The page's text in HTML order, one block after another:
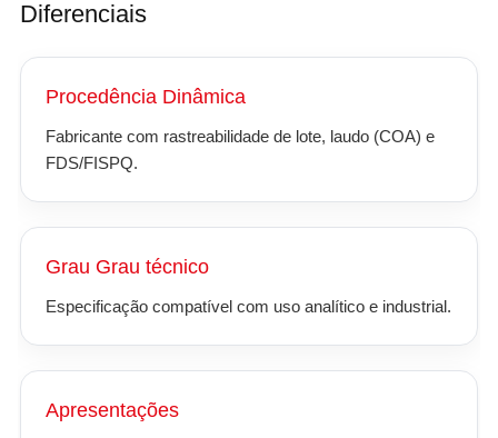
Diferenciais
Procedência Dinâmica
Fabricante com rastreabilidade de lote, laudo (COA) e
FDS/FISPQ.
Grau Grau técnico
Especificação compatível com uso analítico e industrial.
Apresentações